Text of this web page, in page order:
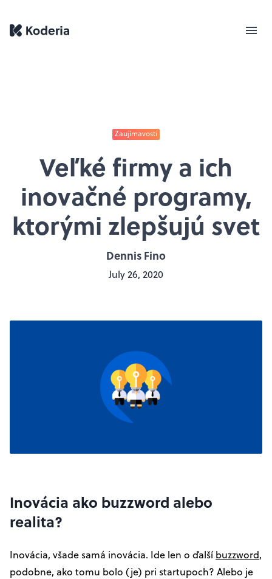
Zaujímavosti
Veľké firmy a ich
inovačné programy,
ktorými zlepšujú svet
Dennis Fino
July 26, 2020
Inovácia ako buzzword alebo
realita?
Inovácia, všade samá inovácia. Ide len o ďalší buzzword,
podobne, ako tomu bolo (je) pri startupoch? Alebo je